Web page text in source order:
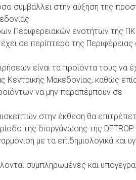
συμβάλλει στην αύξηση της
Περιφερειακών ενοτήτων της
σε περίπτερο της Περιφέρειας
είναι τα προϊόντα τους να
Κεντρικής Μακεδονίας, καθώς
να μην παραπέμπουν σε
στην έκθεση θα
της διοργάνωσης της
με τα επιδημιολογικά και
συμπληρωμένες και